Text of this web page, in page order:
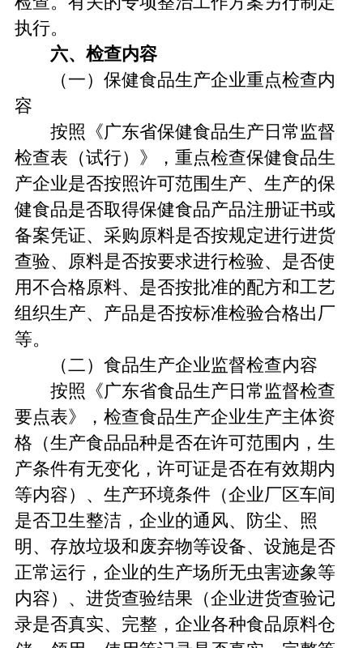
执行。
六、检查内容
（一）保健食品生产企业重点检查内
容
按照《广东省保健食品生产日常监督
检查表（试行）》，重点检查保健食品生
产企业是否按照许可范围生产、生产的保
健食品是否取得保健食品产品注册证书或
备案凭证、采购原料是否按规定进行进货
查验、原料是否按要求进行检验、是否使
用不合格原料、是否按批准的配方和工艺
组织生产、产品是否按标准检验合格出厂
等。
（二）食品生产企业监督检查内容
按照《广东省食品生产日常监督检查
要点表》，检查食品生产企业生产主体资
格（生产食品品种是否在许可范围内，生
产条件有无变化，许可证是否在有效期内
等内容）、生产环境条件（企业厂区车间
是否卫生整洁，企业的通风、防尘、照
明、存放垃圾和废弃物等设备、设施是否
正常运行，企业的生产场所无虫害迹象等
内容）、进货查验结果（企业进货查验记
录是否真实、完整，企业各种食品原料仓